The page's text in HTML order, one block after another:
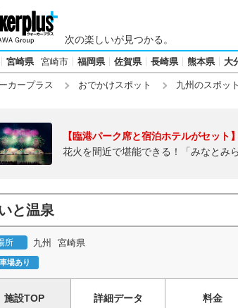
次の楽しいが見つかる。
宮崎県 宮崎市 福岡県 佐賀県 長崎県 熊本県 大
カープラス おでかけスポット 九州のスポット
【臨港パーク席と宿泊ホテルがセット】
花火を間近で堪能できる！「みなとみ
と温泉
所 九州 宮崎県
場あり
施設TOP 詳細データ 料金